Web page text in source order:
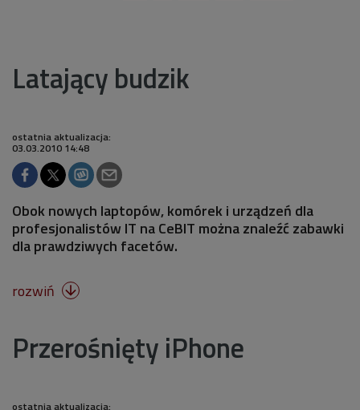
Latający budzik
ostatnia aktualizacja:
03.03.2010 14:48
Obok nowych laptopów, komórek i urządzeń dla
profesjonalistów IT na CeBIT można znaleźć zabawki
dla prawdziwych facetów.
rozwiń 
Przerośnięty iPhone
ostatnia aktualizacja: